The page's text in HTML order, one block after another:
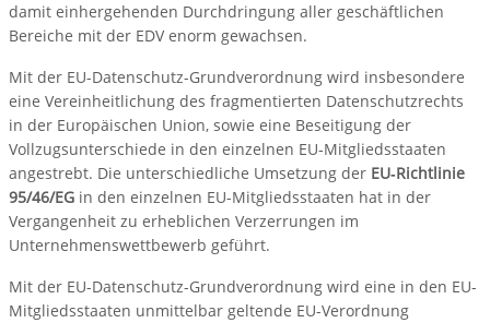
damit einhergehenden Durchdringung aller geschäftlichen
Bereiche mit der EDV enorm gewachsen.
Mit der EU-Datenschutz-Grundverordnung wird insbesondere
eine Vereinheitlichung des fragmentierten Datenschutzrechts
in der Europäischen Union, sowie eine Beseitigung der
Vollzugsunterschiede in den einzelnen EU‐Mitgliedsstaaten
angestrebt. Die unterschiedliche Umsetzung der EU‐Richtlinie
95/46/EG in den einzelnen EU-Mitgliedsstaaten hat in der
Vergangenheit zu erheblichen Verzerrungen im
Unternehmenswettbewerb geführt.
Mit der EU-Datenschutz-Grundverordnung wird eine in den EU-
Mitgliedsstaaten unmittelbar geltende EU-Verordnung